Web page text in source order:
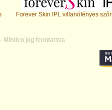
Forever Skin IPL villanófényes
Minden jog fenntartva